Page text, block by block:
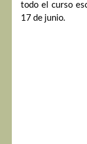
todo el curso
17 de junio.